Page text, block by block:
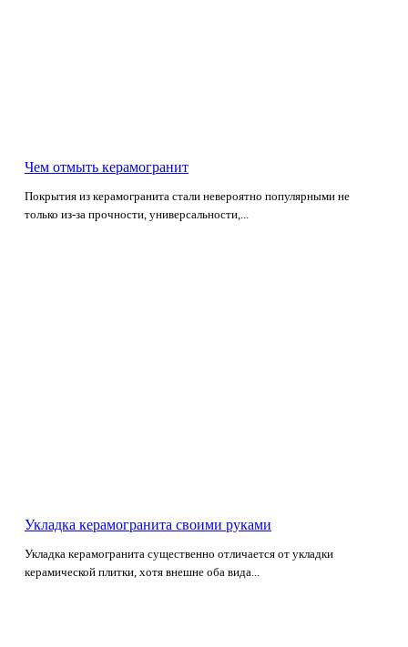
Чем отмыть керамогранит
Покрытия из керамогранита стали невероятно популярными не
только из-за прочности, универсальности,...
Укладка керамогранита своими руками
Укладка керамогранита существенно отличается от укладки
керамической плитки, хотя внешне оба вида...